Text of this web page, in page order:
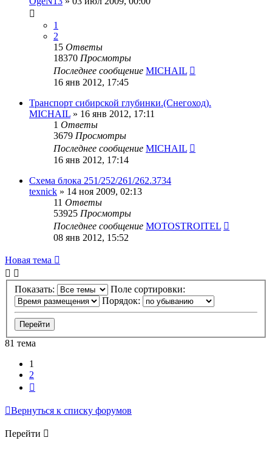
1
2
15 Ответы
18370 Просмотры
Последнее сообщение MICHAIL
16 янв 2012, 17:45
Транспорт сибирской глубинки.(Снегоход).
MICHAIL » 16 янв 2012, 17:11
1 Ответы
3679 Просмотры
Последнее сообщение MICHAIL
16 янв 2012, 17:14
Схема блока 251/252/261/262.3734
texnick » 14 ноя 2009, 02:13
11 Ответы
53925 Просмотры
Последнее сообщение MOTOSTROITEL
08 янв 2012, 15:52
Новая тема
Показать:
Поле сортировки:
Порядок:
81 тема
1
2
Вернуться к списку форумов
Перейти